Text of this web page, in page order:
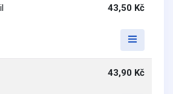
43,50 Kč
43,90 Kč